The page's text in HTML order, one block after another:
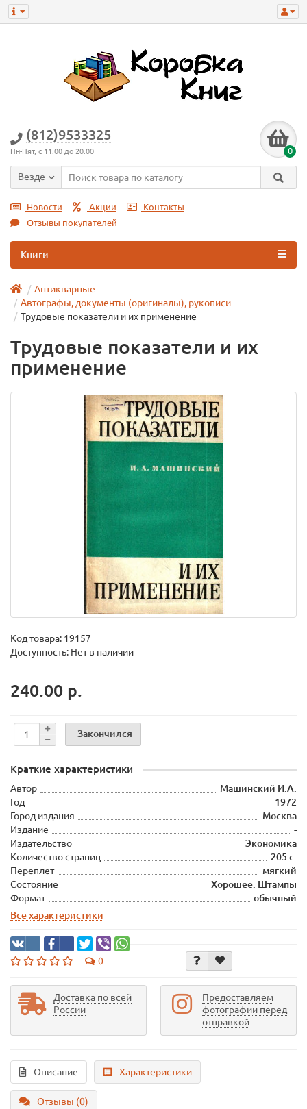
(812)9533325
Пн-Пят, с 11:00 до 20:00 0
Везде
Новости Акции
Контакты
Отзывы покупателей
Книги
Антикварные
Автографы, документы (оригиналы), рукописи
Трудовые показатели и их применение
Трудовые показатели и их
применение
Код товара: 19157
Доступность: Нет в наличии
240.00 р.
Закончился
Краткие характеристики
Автор
Машинский И.А.
Год
1972
Город издания
Москва
Издание
-
Издательство
Экономика
Количество страниц
205 с.
Переплет
мягкий
Состояние
Хорошее. Штампы
Формат
обычный
Все характеристики
0
Доставка по всей
России
Предоставляем
фотографии перед
отправкой
Описание Характеристики
Отзывы (0)